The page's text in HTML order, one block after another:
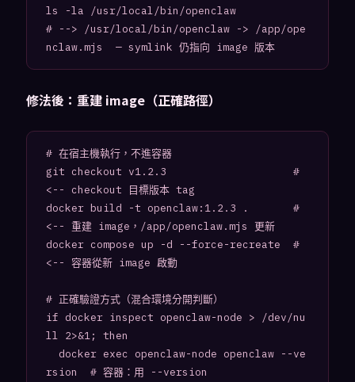
ls -la /usr/local/bin/openclaw
# --> /usr/local/bin/openclaw -> /app/ope
nclaw.mjs  — symlink 仍指向 image 版本
修法後：重建 image（正確路徑）
# 在宿主機執行，不進容器
git checkout v1.2.3                    #
<-- checkout 目標版本 tag
docker build -t openclaw:1.2.3 .       #
<-- 重建 image，/app/openclaw.mjs 更新
docker compose up -d --force-recreate  #
<-- 容器從新 image 啟動
# 正確驗證方式（混合環境分開判斷）
if docker inspect openclaw-node > /dev/nu
ll 2>&1; then
rsion  # 容器：用 --version